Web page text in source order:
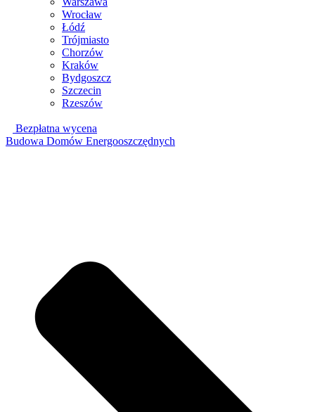
Wrocław
Łódź
Trójmiasto
Chorzów
Kraków
Bydgoszcz
Szczecin
Rzeszów
Bezpłatna wycena
Budowa Domów Energooszczędnych